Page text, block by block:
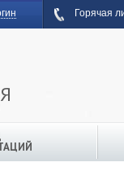
Горячая